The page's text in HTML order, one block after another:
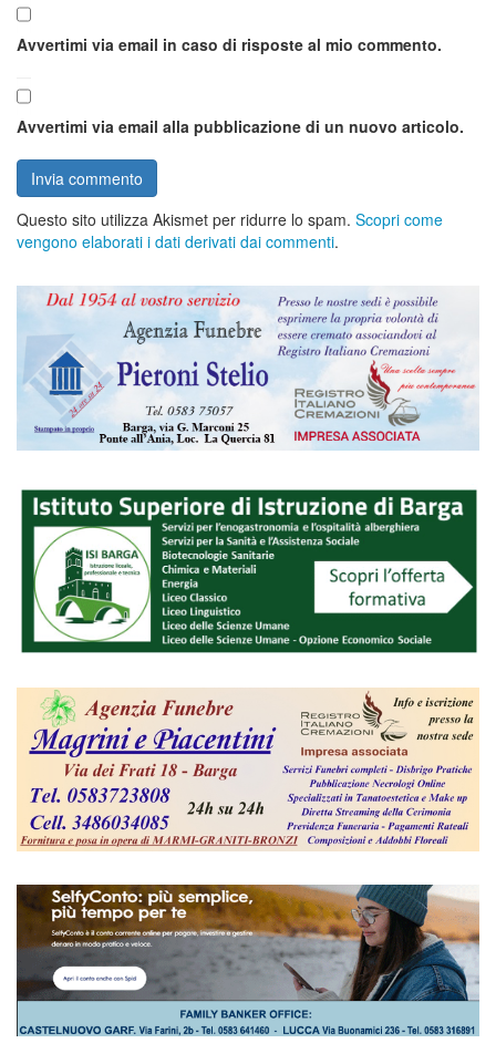
Avvertimi via email in caso di risposte al mio commento.
Avvertimi via email alla pubblicazione di un nuovo articolo.
Questo sito utilizza Akismet per ridurre lo spam. Scopri come
vengono elaborati i dati derivati dai commenti.